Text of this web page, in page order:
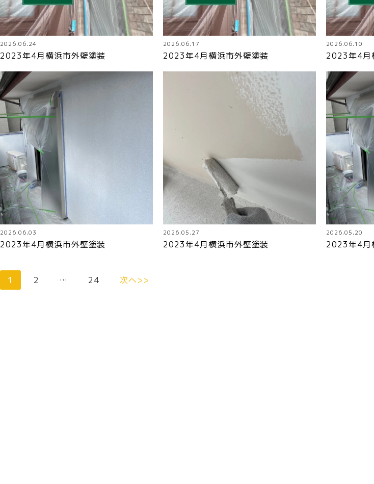
2026.06.24
2023年4月横浜市外壁塗装
2026.06.17
2023年4月横浜市外壁塗装
2026.06.10
2023年4月
2026.06.03
2023年4月横浜市外壁塗装
2026.05.27
2023年4月横浜市外壁塗装
2026.05.20
2023年4月
1 2 … 24 次へ>>